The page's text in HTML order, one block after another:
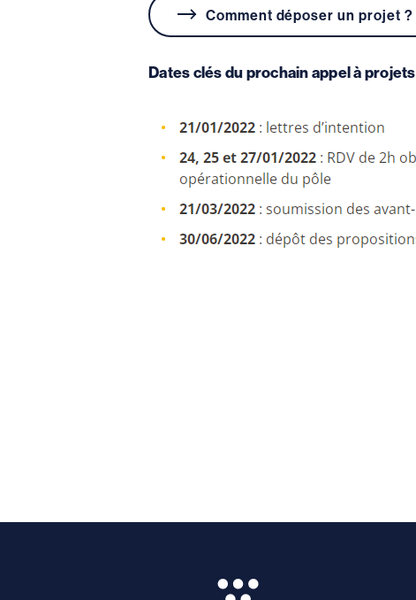
Comment déposer un projet ?
Dates clés du prochain appel à projets